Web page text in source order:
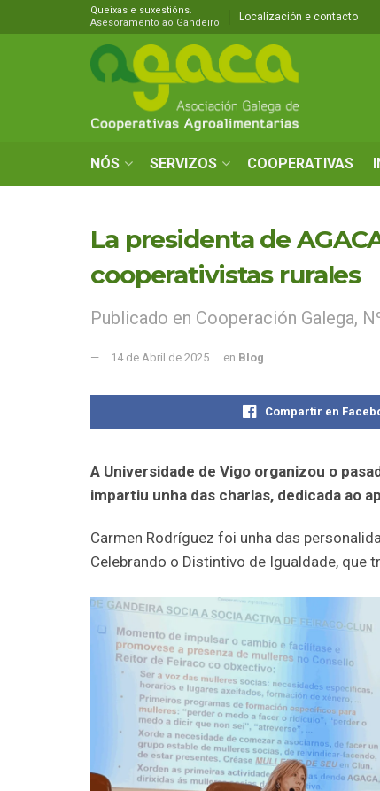
Queixas e suxestións.
Asesoramento ao Gandeiro
Localización e contacto
NÓS SERVIZOS COOPERATIVAS
La presidenta de
cooperativistas rurales
Publicado en Cooperación Galega,
14 de Abril de 2025 en Blog
Compartir en
A Universidade de Vigo organizou o
impartiu unha das charlas, dedicada ao
Carmen Rodríguez foi unha das
Celebrando o Distintivo de Igualdade, que